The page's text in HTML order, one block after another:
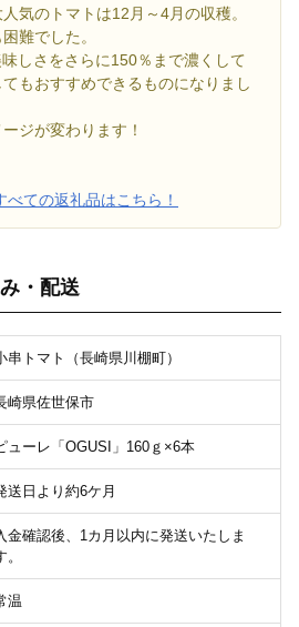
気のトマトは12月～4月の収穫。
難でした。
味しさをさらに150％まで濃くして
もおすすめできるものになりまし
ジが変わります！
べての返礼品はこちら！
・配送
串トマト（長崎県川棚町）
崎県佐世保市
ューレ「OGUSI」160ｇ×6本
送日より約6ケ月
金確認後、1カ月以内に発送いたしま
。
温